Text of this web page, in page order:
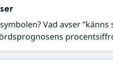
Vad avser